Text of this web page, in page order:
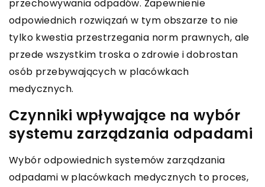
przechowywania odpadów. Zapewnienie
odpowiednich rozwiązań w tym obszarze to nie
tylko kwestia przestrzegania norm prawnych, ale
przede wszystkim troska o zdrowie i dobrostan
osób przebywających w placówkach
medycznych.
Czynniki wpływające na wybór
systemu zarządzania odpadami
Wybór odpowiednich systemów zarządzania
odpadami w placówkach medycznych to proces,